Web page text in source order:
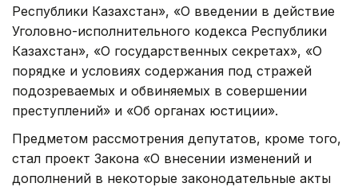
Республики Казахстан», «О введении в действие
Уголовно-исполнительного кодекса Республики
Казахстан», «О государственных секретах», «О
порядке и условиях содержания под стражей
подозреваемых и обвиняемых в совершении
преступлений» и «Об органах юстиции».
Предметом рассмотрения депутатов, кроме того,
стал проект Закона «О внесении изменений и
дополнений в некоторые законодательные акты